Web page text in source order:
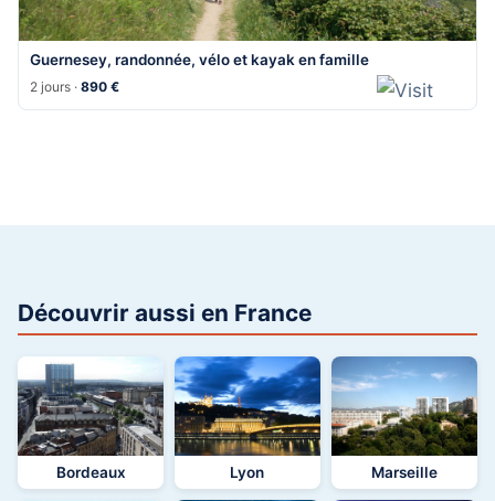
Guernesey, randonnée, vélo et kayak en famille
2 jours ·890 €
Découvrir aussi en France
Bordeaux Lyon Marseille